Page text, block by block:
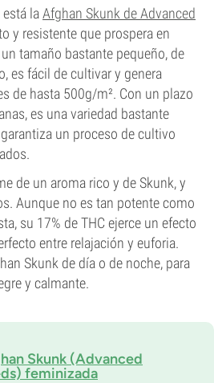
laAfghan Skunk de Advanced
y resistente que prospera en
tamaño bastante pequeño, de
es fácil de cultivar y genera
de hasta 500g/m². Con un plazo
es una variedad bastante
un proceso de cultivo
de un aroma rico y de Skunk, y
Aunque no es tan potente como
su 17% de THC ejerce un efecto
entre relajación y euforia.
Skunk de día o de noche, para
y calmante.
Skunk (Advanced
feminizada